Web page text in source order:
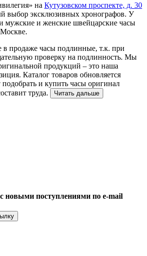
на Кутузовском проспекте, д. 30
выбор эксклюзивных хронографов. У
мужские и женские швейцарские часы
в продаже часы подлинные, т.к. при
проверку на подлинность. Мы
продукций – это наша
Каталог товаров обновляется
и купить часы оригинал
труда.
Читать дальше
новыми поступлениями по e-mail